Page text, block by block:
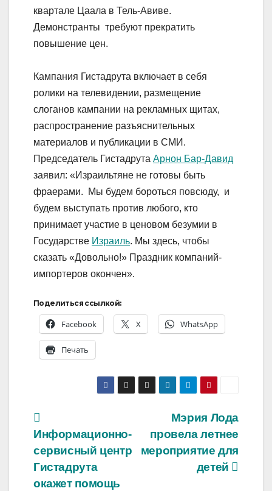
квартале Цаала в Тель-Авиве.
Демонстранты требуют прекратить
повышение цен.
Кампания Гистадрута включает в себя
ролики на телевидении, размещение
слоганов кампании на рекламных щитах,
распространение разъяснительных
материалов и публикации в СМИ.
Председатель Гистадрута Арнон Бар-Давид
заявил: «Израильтяне не готовы быть
фраерами. Мы будем бороться повсюду, и
будем выступать против любого, кто
принимает участие в ценовом безумии в
Государстве Израиль. Мы здесь, чтобы
сказать «Довольно!» Праздник компаний-
импортеров окончен».
Поделиться ссылкой:
Facebook X WhatsApp
Печать
Навигация
по
записям
Мэрия Лода
провела летнее
мероприятие для
детей
Информационно-
сервисный центр
Гистадрута
окажет помощь